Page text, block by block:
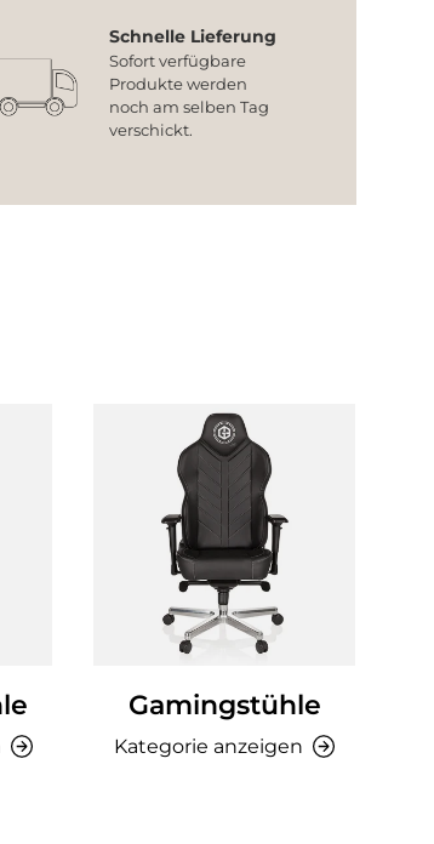
Schnelle Lieferung
Sofort verfügbare
Produkte werden
noch am selben Tag
verschickt.
Gamingstühle
Kategorie anzeigen